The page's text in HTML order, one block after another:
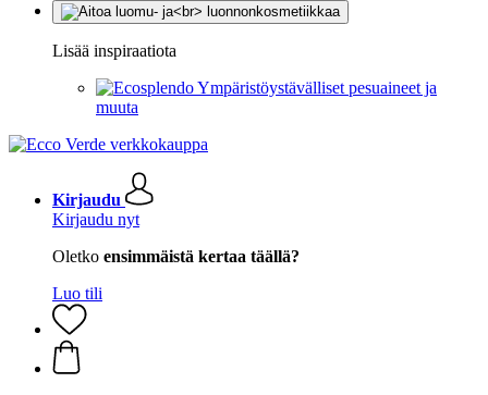
Lisää inspiraatiota
Ympäristöystävälliset pesuaineet ja
muuta
Kirjaudu
Kirjaudu nyt
Oletko ensimmäistä kertaa täällä?
Luo tili